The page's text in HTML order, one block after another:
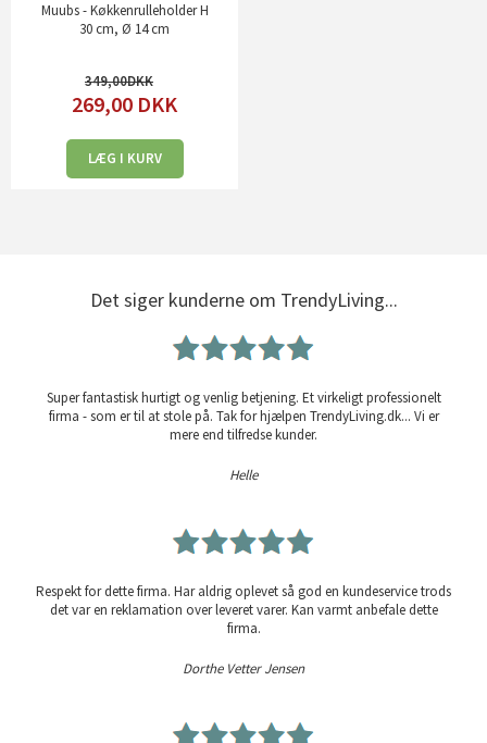
Muubs - Køkkenrulleholder H
30 cm, Ø 14 cm
349,00
269,00 DKK
LÆG I KURV
Det siger kunderne om TrendyLiving...
Super fantastisk hurtigt og venlig betjening. Et virkeligt professionelt
firma - som er til at stole på. Tak for hjælpen TrendyLiving.dk... Vi er
mere end tilfredse kunder.
Helle
Respekt for dette firma. Har aldrig oplevet så god en kundeservice trods
det var en reklamation over leveret varer. Kan varmt anbefale dette
firma.
Dorthe Vetter Jensen